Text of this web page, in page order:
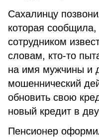
Сахалинцу
которая сообщила,
сотрудником
словам, кто-то
на имя мужчины и
мошеннический
обновить свою
новый кредит в
Пенсионер